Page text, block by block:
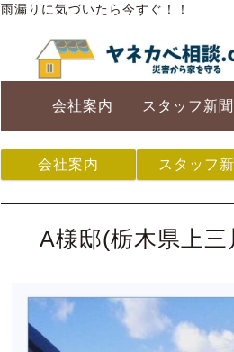
雨漏りに気づいたら今すぐ！！
会社案内 スタッフ新聞
会社案内 スタッフ
A様邸(栃木県上